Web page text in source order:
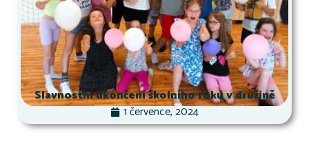
Slavnostní ukončení školního roku v družině
1 července, 2024